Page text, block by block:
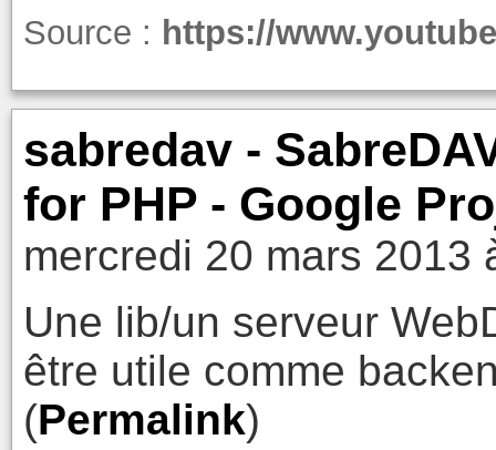
Source : https://
sabredav -
for PHP - Google
mercredi 20 mars 2013
Une lib/un serveur
être utile comme
(Permalink)